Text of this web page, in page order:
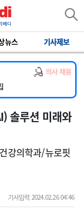
뉴스 기사제보
의사 채용
의사 채용
약직 의사 공개채용
집
사 채용
솔루션 미래와
강의학과/뉴로핏
기사입력 2024.02.26 04:46